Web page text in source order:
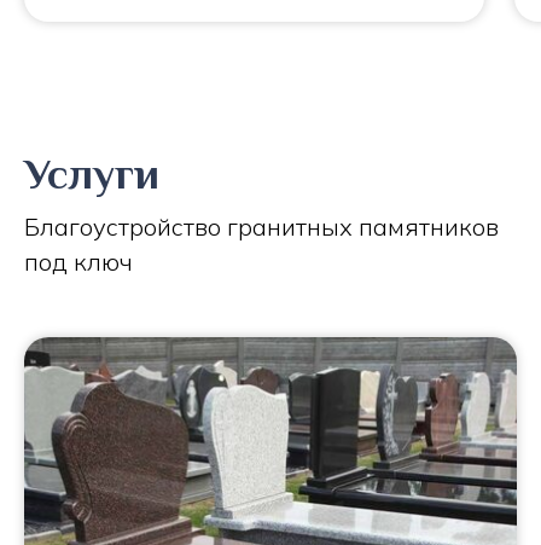
Услуги
Благоустройство гранитных памятников
под ключ